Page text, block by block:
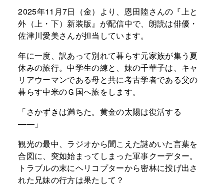
2025年11月7日（金）より、恩田陸さんの『上と
外（上・下）新装版』が配信中で、朗読は俳優・
佐津川愛美さんが担当しています。
年に一度、訳あって別れて暮らす元家族が集う夏
休みの旅行。中学生の練と、妹の千華子は、キャ
リアウーマンである母と共に考古学者である父の
暮らす中米のＧ国へ旅をします。
「さかずきは満ちた。黄金の太陽は復活する
——」
観光の最中、ラジオから聞こえた謎めいた言葉を
合図に、突如始まってしまった軍事クーデター。
トラブルの末にヘリコプターから密林に投げ出さ
れた兄妹の行方は果たして？